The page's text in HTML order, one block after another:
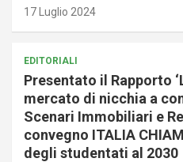
17 Luglio 2024
EDITORIALI
Presentato il Rapporto
mercato di nicchia a
Scenari Immobiliari e
convegno ITALIA
degli studentati al 2030